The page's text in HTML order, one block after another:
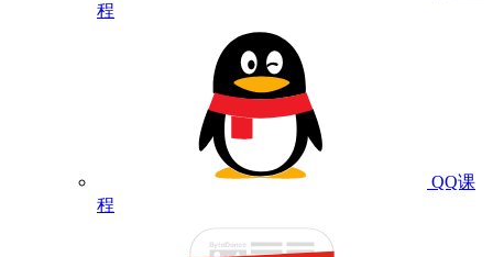
程
QQ课
程